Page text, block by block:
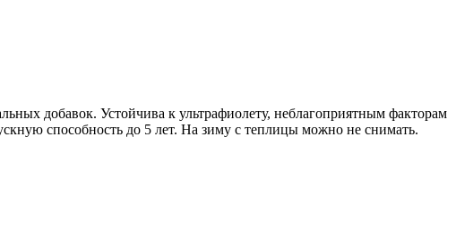
добавок. Устойчива к ультрафиолету, неблагоприятным факторам
способность до 5 лет. На зиму с теплицы можно не снимать.